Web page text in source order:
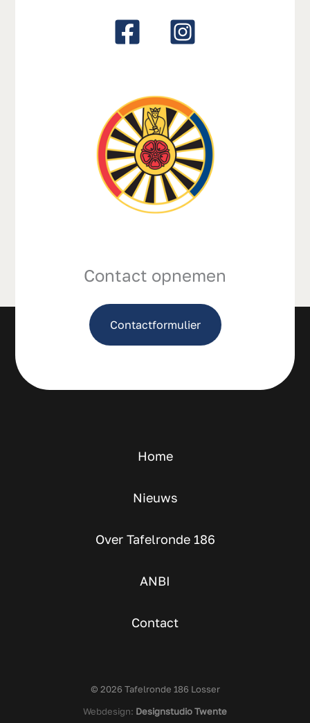
Contact opnemen
Contactformulier
Home
Nieuws
Over Tafelronde 186
ANBI
Contact
© 2026 Tafelronde 186 Losser
Webdesign: Designstudio Twente